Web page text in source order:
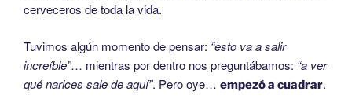
cerveceros de toda la vida.
Tuvimos algún momento de pensar: “esto va a salir
increíble”… mientras por dentro nos preguntábamos: “a ver
qué narices sale de aquí”. Pero oye… empezó a cuadrar.